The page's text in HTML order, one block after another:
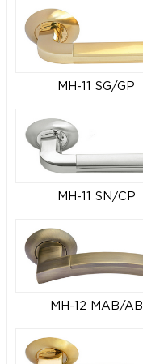
MH-11 SG/GP
MH-11 SN/CP
MH-12 MAB/AB